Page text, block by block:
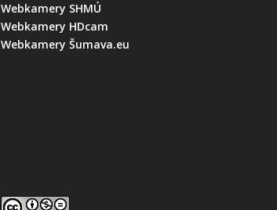
Webkamery SHMÚ
Webkamery HDcam
Webkamery Šumava.eu